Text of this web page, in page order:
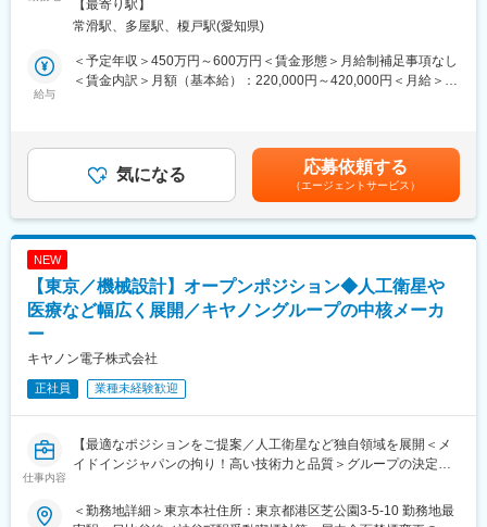
放送関係機器を中心にセキュリティ、メディカル、検査市場を領
域として事業を展開しております。
放送業界向け製品で培った高い画像、映像処理技術を活かし、精
密度の高い検査処理機器を開発し供給を行っております。とりわ
像コンテンツの制作現場を支えている放送用カメラや映像システ
ム、TV中継車等を提供しております。当社のカメラ技術の高さは
セキュリティや防犯の観点から利用され、またロボットの目とし
いたしました。左記の技術を応用して、医療分野では世界最小の
医療用８K解像度カメラを開発。その他、4Kカメラの医療機器を
変更の範囲：会社の定める業務
⇒品質評価)における、
「評価基準設定」「設計標準の策定」に従事いただきます。
（1）設計標準の策定:
モノづくりプロセスにおいて、『どのように設計し評価をすべき
(具体的な業務内容)
・市場不具合や問題点の原因調査を通じた設計標準・評価基準の
築。
ぞれにおいて、調査・再現を行い評価検討・設計標準を定め再発
防止を図っていきます。
・新商品／設計変更時
『出荷前に不具合を未然防止する』ことを目的とした、懸念点抽
す。
・既存製品等での不具合発生時
【最寄り駅】
常滑駅、多屋駅、榎戸駅(愛知県)
給与
＜予定年収＞450万円～600万円＜賃金形態＞月給制補足事項なし
＜賃金内訳＞月額（基本給）：220,000円～420,000円＜月給＞
あり、選考を通じて上下する可能性があります。月給(月額)は固定
手当を含めた表記です。
気になる 応募依頼する
（エージェントサービス）
NEW
【東京／機械設計】オープンポジション◆人工衛星や
医療など幅広く展開／キヤノングループの中核メーカ
ー
キヤノン電子株式会社
正社員 業種未経験歓迎
仕事内容
【最適なポジションをご提案／人工衛星など独自領域を展開＜メ
イドインジャパンの拘り！高い技術力と品質＞グループの決定に
＜同社の特徴はこちらです＞
＜勤務地詳細＞東京本社住所：東京都港区芝公園3-5-10 勤務地最